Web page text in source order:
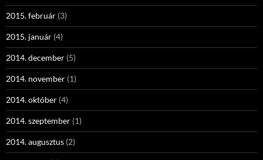
2015. február (3)
2015. január (4)
2014. december (5)
2014. november (1)
2014. október (4)
2014. szeptember (1)
2014. augusztus (2)